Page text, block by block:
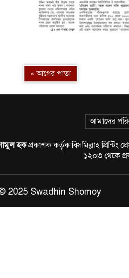
« আগের পাতা
আমাদের
হকপ্রকাশক কর্তৃক বিসমিল্লাহ
১২০৩ থেকে
2025 Swadhin Shomoy